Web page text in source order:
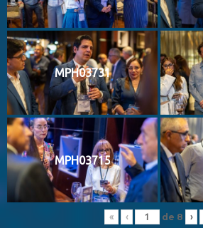
MPH03731
MPH03715
« ‹ de 8 ›